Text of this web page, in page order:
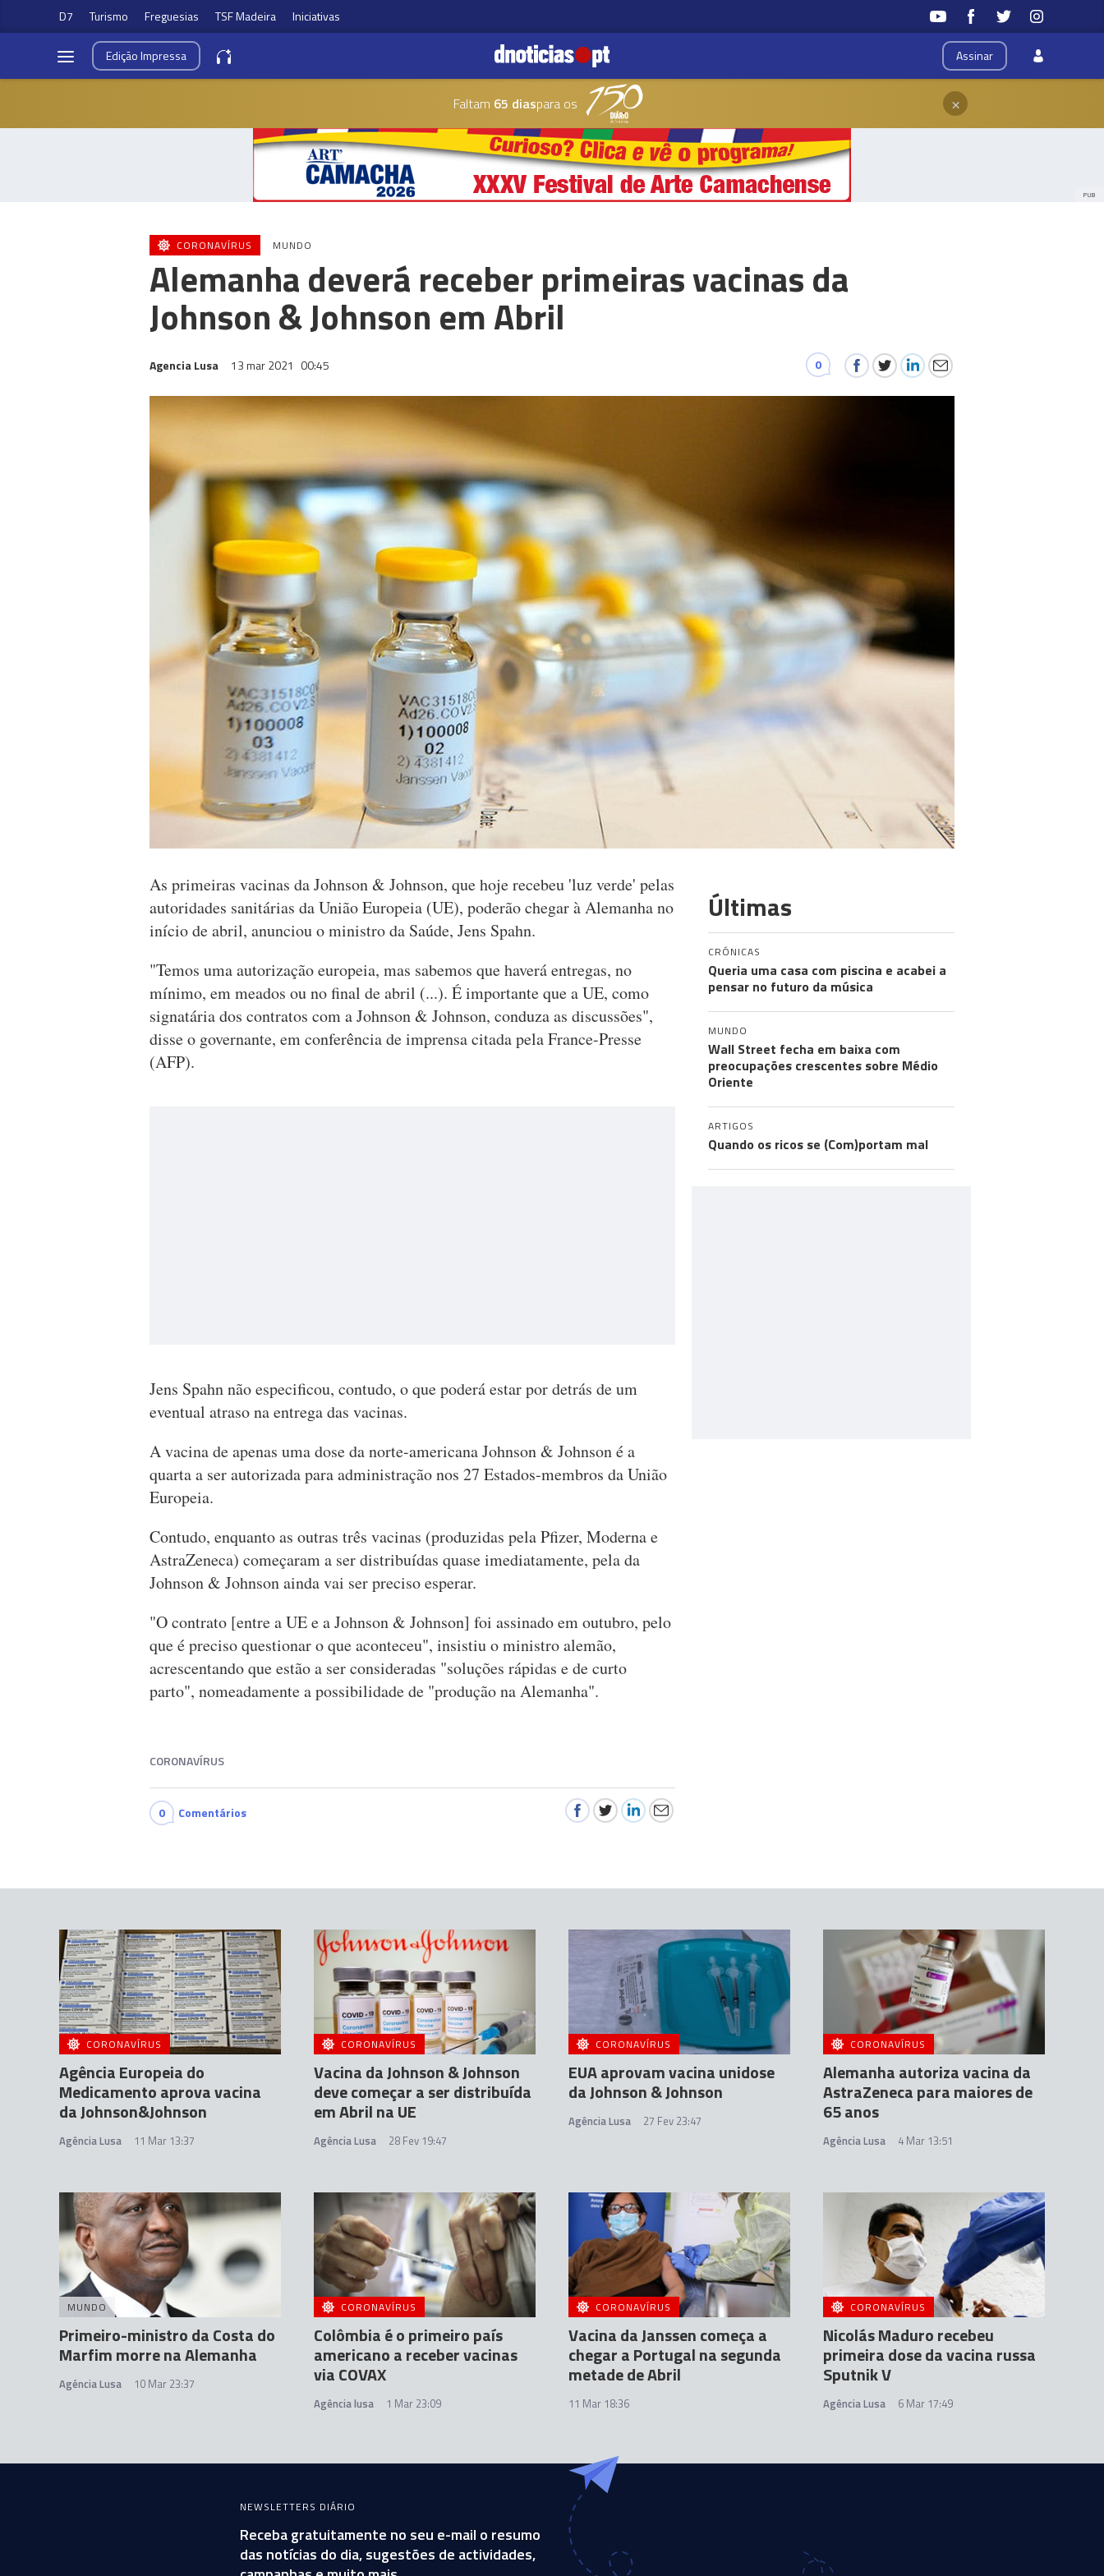
D7 Turismo Freguesias TSF Madeira Iniciativas
Assinar
EdiçãoImpressa
Faltam 65 diaspara os ×
PUB
CORONAVÍRUS MUNDO
Alemanha deverá receber primeiras vacinas da
Johnson & Johnson em Abril
Agencia Lusa 13 mar 2021 00:45 0
As primeiras vacinas da Johnson & Johnson, que hoje recebeu 'luz verde' pelas
autoridades sanitárias da União Europeia (UE), poderão chegar à Alemanha no
início de abril, anunciou o ministro da Saúde, Jens Spahn.
"Temos uma autorização europeia, mas sabemos que haverá entregas, no
mínimo, em meados ou no final de abril (...). É importante que a UE, como
signatária dos contratos com a Johnson & Johnson, conduza as discussões",
disse o governante, em conferência de imprensa citada pela France-Presse
(AFP).
Jens Spahn não especificou, contudo, o que poderá estar por detrás de um
eventual atraso na entrega das vacinas.
A vacina de apenas uma dose da norte-americana Johnson & Johnson é a
quarta a ser autorizada para administração nos 27 Estados-membros da União
Europeia.
Contudo, enquanto as outras três vacinas (produzidas pela Pfizer, Moderna e
AstraZeneca) começaram a ser distribuídas quase imediatamente, pela da
Johnson & Johnson ainda vai ser preciso esperar.
"O contrato [entre a UE e a Johnson & Johnson] foi assinado em outubro, pelo
que é preciso questionar o que aconteceu", insistiu o ministro alemão,
acrescentando que estão a ser consideradas "soluções rápidas e de curto
parto", nomeadamente a possibilidade de "produção na Alemanha".
CORONAVÍRUS
0 Comentários
Últimas
CRÓNICAS
Queria uma casa com piscina e acabei a
pensar no futuro da música
MUNDO
Wall Street fecha em baixa com
preocupações crescentes sobre Médio
Oriente
ARTIGOS
Quando os ricos se (Com)portam mal
CORONAVÍRUS
Agência Europeia do
Medicamento aprova vacina
da Johnson&Johnson
Agência Lusa 11 Mar 13:37
CORONAVÍRUS
Vacina da Johnson & Johnson
deve começar a ser distribuída
em Abril na UE
Agência Lusa 28 Fev 19:47
CORONAVÍRUS
EUA aprovam vacina unidose
da Johnson & Johnson
Agência Lusa 27 Fev 23:47
CORONAVÍRUS
Alemanha autoriza vacina da
AstraZeneca para maiores de
65 anos
Agência Lusa 4 Mar 13:51
MUNDO
Primeiro-ministro da Costa do
Marfim morre na Alemanha
Agéncia Lusa 10 Mar 23:37
CORONAVÍRUS
Colômbia é o primeiro país
americano a receber vacinas
via COVAX
Agência lusa 1 Mar 23:09
CORONAVÍRUS
Vacina da Janssen começa a
chegar a Portugal na segunda
metade de Abril
11 Mar 18:36
CORONAVÍRUS
Nicolás Maduro recebeu
primeira dose da vacina russa
Sputnik V
Agência Lusa 6 Mar 17:49
NEWSLETTERS DIÁRIO
Receba gratuitamente no seu e-mail o resumo
das notícias do dia, sugestões de actividades,